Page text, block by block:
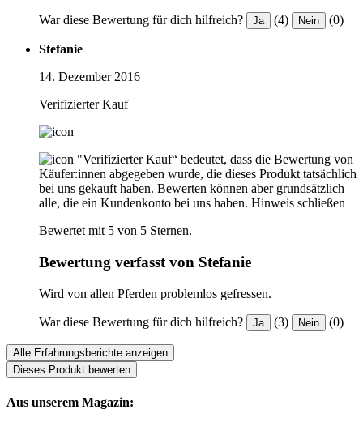
War diese Bewertung für dich hilfreich? Ja (4) Nein (0)
Stefanie
14. Dezember 2016
Verifizierter Kauf
"Verifizierter Kauf“ bedeutet, dass die Bewertung von
Käufer:innen abgegeben wurde, die dieses Produkt tatsächlich
bei uns gekauft haben. Bewerten können aber grundsätzlich
alle, die ein Kundenkonto bei uns haben. Hinweis schließen
Bewertet mit 5 von 5 Sternen.
Bewertung verfasst von Stefanie
Wird von allen Pferden problemlos gefressen.
War diese Bewertung für dich hilfreich? Ja (3) Nein (0)
Alle Erfahrungsberichte anzeigen
Dieses Produkt bewerten
Aus unserem Magazin: